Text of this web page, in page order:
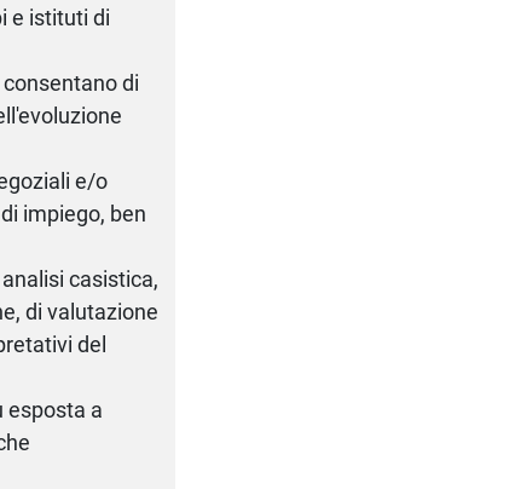
e istituti di
di
e/o
impiego, ben
casistica,
di valutazione
del
esposta a